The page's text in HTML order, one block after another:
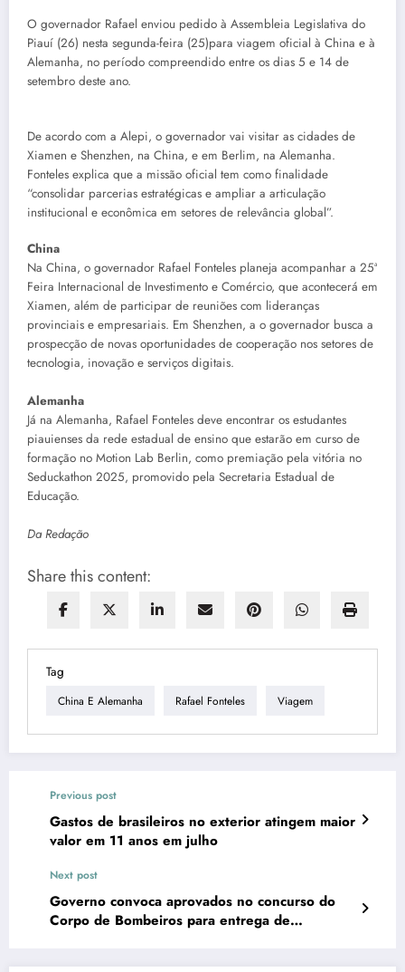
O governador Rafael enviou pedido à Assembleia Legislativa do
Piauí (26) nesta segunda-feira (25)para viagem oficial à China e à
Alemanha, no período compreendido entre os dias 5 e 14 de
setembro deste ano.
De acordo com a Alepi, o governador vai visitar as cidades de
Xiamen e Shenzhen, na China, e em Berlim, na Alemanha.
Fonteles explica que a missão oficial tem como finalidade
“consolidar parcerias estratégicas e ampliar a articulação
institucional e econômica em setores de relevância global”.
China
Na China, o governador Rafael Fonteles planeja acompanhar a 25ª
Feira Internacional de Investimento e Comércio, que acontecerá em
Xiamen, além de participar de reuniões com lideranças
provinciais e empresariais. Em Shenzhen, a o governador busca a
prospecção de novas oportunidades de cooperação nos setores de
tecnologia, inovação e serviços digitais.
Alemanha
Já na Alemanha, Rafael Fonteles deve encontrar os estudantes
piauienses da rede estadual de ensino que estarão em curso de
formação no Motion Lab Berlin, como premiação pela vitória no
Seduckathon 2025, promovido pela Secretaria Estadual de
Educação.
Da Redação
Share this content:
Tag
China E Alemanha Rafael Fonteles Viagem
Previous post
Gastos de brasileiros no exterior atingem maior
valor em 11 anos em julho
Next post
Governo convoca aprovados no concurso do
Corpo de Bombeiros para entrega de